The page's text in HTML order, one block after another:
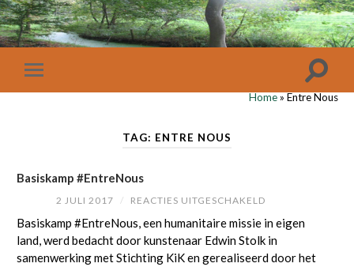
Home» Entre Nous
TAG: ENTRE NOUS
Basiskamp #EntreNous
2 JULI 2017 / REACTIES UITGESCHAKELD
#ENTRENOUS
Basiskamp #EntreNous, een humanitaire missie in eigen
land, werd bedacht door kunstenaar Edwin Stolk in
samenwerking met Stichting KiK en gerealiseerd door het